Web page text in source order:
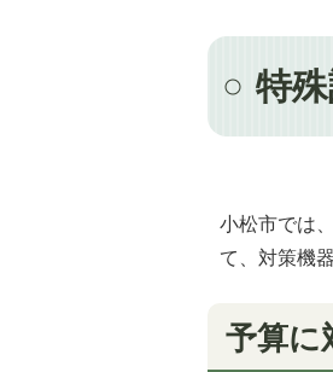
特
小松市では
て、対策機
予算に